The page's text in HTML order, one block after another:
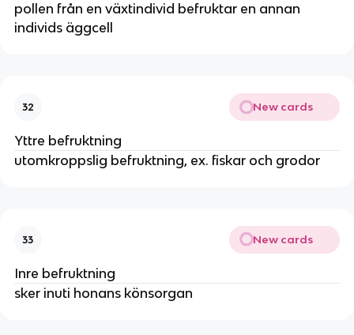
pollen från en växtindivid befruktar en annan
individs äggcell
32 New cards
Yttre befruktning
utomkroppslig befruktning, ex. fiskar och grodor
33 New cards
Inre befruktning
sker inuti honans könsorgan